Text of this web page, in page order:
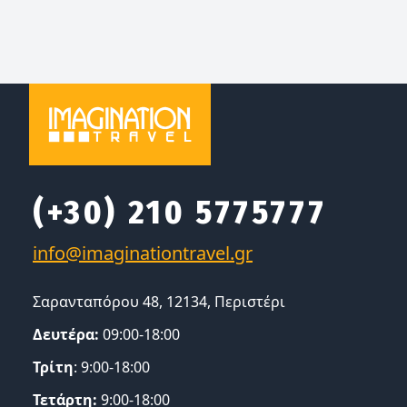
(+30) 210 5775777
Σαρανταπόρου 48, 12134, Περιστέρι
Δευτέρα: 09:00-18:00
Τρίτη: 9:00-18:00
Τετάρτη: 9:00-18:00